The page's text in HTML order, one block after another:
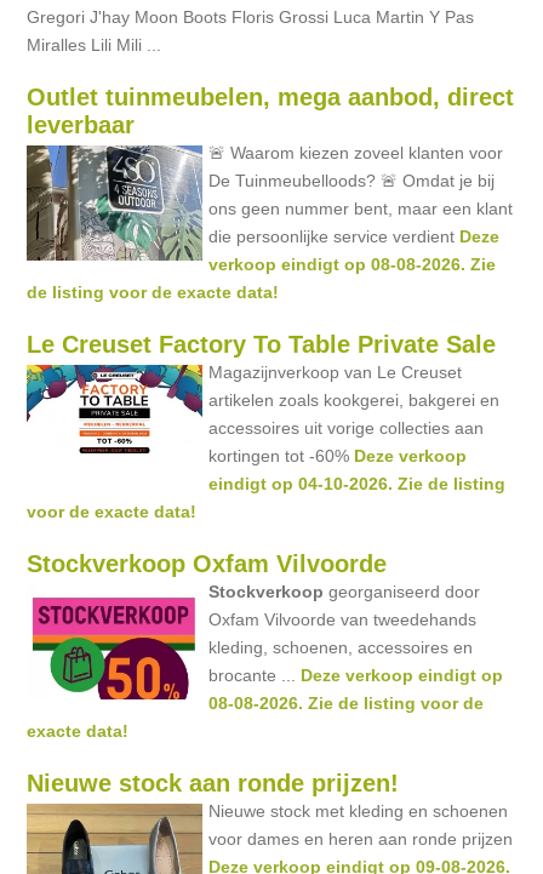
Gregori J'hay Moon Boots Floris Grossi Luca Martin Y Pas
Miralles Lili Mili ...
Outlet tuinmeubelen, mega aanbod, direct
leverbaar
🚨 Waarom kiezen zoveel klanten voor
De Tuinmeubelloods? 🚨 Omdat je bij
ons geen nummer bent, maar een klant
die persoonlijke service verdient Deze
verkoop eindigt op 08-08-2026. Zie
de listing voor de exacte data!
Le Creuset Factory To Table Private Sale
Magazijnverkoop van Le Creuset
artikelen zoals kookgerei, bakgerei en
accessoires uit vorige collecties aan
kortingen tot -60% Deze verkoop
eindigt op 04-10-2026. Zie de listing
voor de exacte data!
Stockverkoop Oxfam Vilvoorde
Stockverkoop georganiseerd door
Oxfam Vilvoorde van tweedehands
kleding, schoenen, accessoires en
brocante ... Deze verkoop eindigt op
08-08-2026. Zie de listing voor de
exacte data!
Nieuwe stock aan ronde prijzen!
Nieuwe stock met kleding en schoenen
voor dames en heren aan ronde prijzen
Deze verkoop eindigt op 09-08-2026.